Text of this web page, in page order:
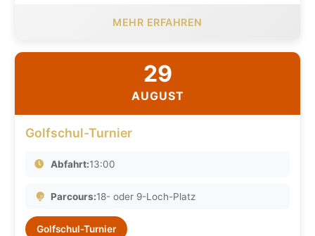
MEHR ERFAHREN
29
AUGUST
Golfschul-Turnier
Abfahrt:13:00
Parcours:18- oder 9-Loch-Platz
Golfschul-Turnier